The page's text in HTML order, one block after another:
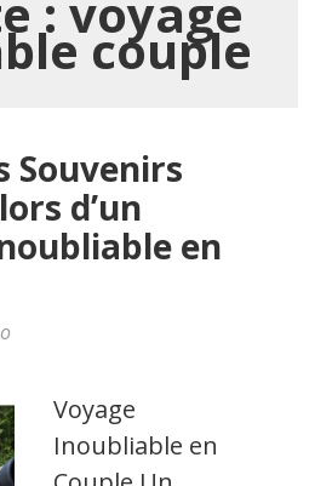
: voyage
couple
Souvenirs
d’un
en
Voyage
Inoubliable en